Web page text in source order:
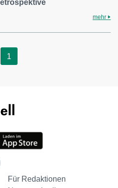
mehr
1
Für Redaktionen